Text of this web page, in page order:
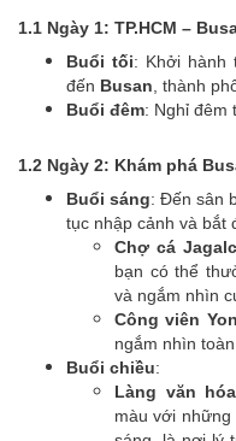
1.1 Ngày 1: TP.HCM –
Buổi tối: Khởi hành
đến Busan, thành
Buổi đêm: Nghỉ đêm
1.2 Ngày 2: Khám phá
Buổi sáng: Đến sân
tục nhập cảnh và bắt
Chợ cá
bạn có thể
và ngắm nhìn
Công viên
ngắm nhìn
Buổi chiều:
Làng văn
màu với